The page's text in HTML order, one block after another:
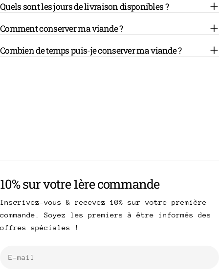
Quels sont les jours de livraison disponibles ?
Comment conserver ma viande ?
Combien de temps puis-je conserver ma viande ?
10% sur votre 1ère commande
Inscrivez-vous & recevez 10% sur votre première
commande. Soyez les premiers à être informés des
offres spéciales !